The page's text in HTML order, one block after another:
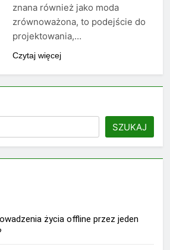
znana również jako moda
zrównoważona, to podejście do
projektowania,…
Czytaj więcej
SZUKAJ
życia offline przez jeden